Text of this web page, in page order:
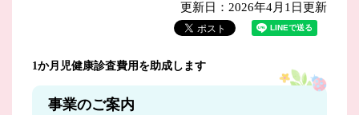
更新日：2026年4月1日更新
1か月児健康診査費用を助成します
事業のご案内